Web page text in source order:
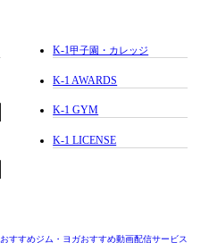
K-1甲子園・カレッジ
K-1 AWARDS
K-1 GYM
K-1 LICENSE
おすすめジム・ヨガおすすめ動画配信サービス